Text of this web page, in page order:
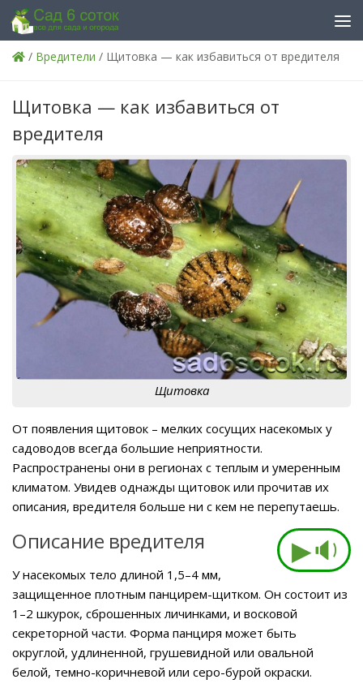
Skip to content
/ Вредители / Щитовка — как избавиться от вредителя
Щитовка — как избавиться от
вредителя
Щитовка
От появления щитовок – мелких сосущих насекомых у
садоводов всегда большие неприятности.
Распространены они в регионах с теплым и умеренным
климатом. Увидев однажды щитовок или прочитав их
описания, вредителя больше ни с кем не перепутаешь.
▶🔉
Описание вредителя
У насекомых тело длиной 1,5–4 мм,
защищенное плотным панцирем-щитком. Он состоит из
1–2 шкурок, сброшенных личинками, и восковой
секреторной части. Форма панциря может быть
округлой, удлиненной, грушевидной или овальной
белой, темно-коричневой или серо-бурой окраски.